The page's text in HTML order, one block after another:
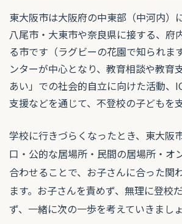
東大阪市は大阪府の中東部（中河内）
八尾市・大東市や奈良県に接する、府
る市です（ラグビーの花園で知られま
ンターが中心となり、教育相談や教育
あい」での社会的自立に向けた活動、
支援などを通じて、不登校の子どもを
学校に行きづらくなったとき、東大阪
口・公的な居場所・民間の居場所・オ
合わせることで、お子さんに合った関
ます。お子さんを責めず、無理に登校
ず、一緒に次の一歩を考えていきましょ